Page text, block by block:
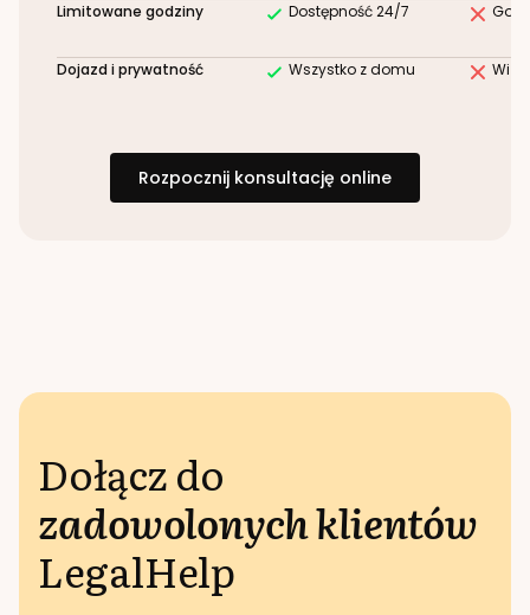
Limitowane godziny Dostępność 24/7
Dojazd i prywatność Wszystko z domu
Rozpocznij konsultację online
Dołącz do
zadowolonych klientów
LegalHelp